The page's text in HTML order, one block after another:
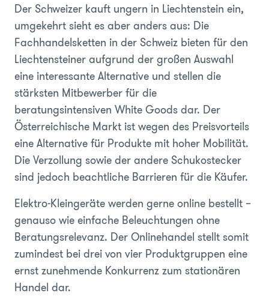
Der Schweizer kauft ungern in Liechtenstein ein,
umgekehrt sieht es aber anders aus: Die
Fachhandelsketten in der Schweiz bieten für den
Liechtensteiner aufgrund der großen Auswahl
eine interessante Alternative und stellen die
stärksten Mitbewerber für die
beratungsintensiven White Goods dar. Der
Österreichische Markt ist wegen des Preisvorteils
eine Alternative für Produkte mit hoher Mobilität.
Die Verzollung sowie der andere Schukostecker
sind jedoch beachtliche Barrieren für die Käufer.
Elektro-Kleingeräte werden gerne online bestellt –
genauso wie einfache Beleuchtungen ohne
Beratungsrelevanz. Der Onlinehandel stellt somit
zumindest bei drei von vier Produktgruppen eine
ernst zunehmende Konkurrenz zum stationären
Handel dar.